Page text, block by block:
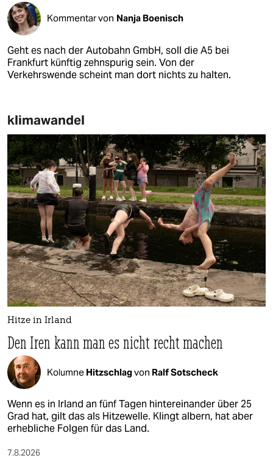
Kommentar von Nanja Boenisch
Geht es nach der Autobahn GmbH, soll die A5 bei
Frankfurt künftig zehnspurig sein. Von der
Verkehrswende scheint man dort nichts zu halten.
klimawandel
Hitze in Irland
Den Iren kann man es nicht recht machen
Kolumne Hitzschlagvon Ralf Sotscheck
Wenn es in Irland an fünf Tagen hintereinander über 25
Grad hat, gilt das als Hitzewelle. Klingt albern, hat aber
erhebliche Folgen für das Land.
7.8.2026